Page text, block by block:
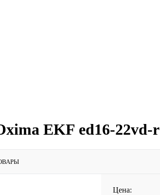
EKF ed16-22vd-r
Цена: